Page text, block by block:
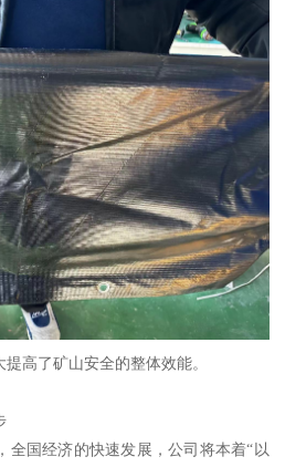
高了矿山安全的整体效能。
全国经济的快速发展，公司将本着“以